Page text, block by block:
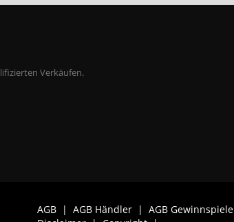
Verkäufen.
AGB | AGB Händler | AGB Gewinnspiele